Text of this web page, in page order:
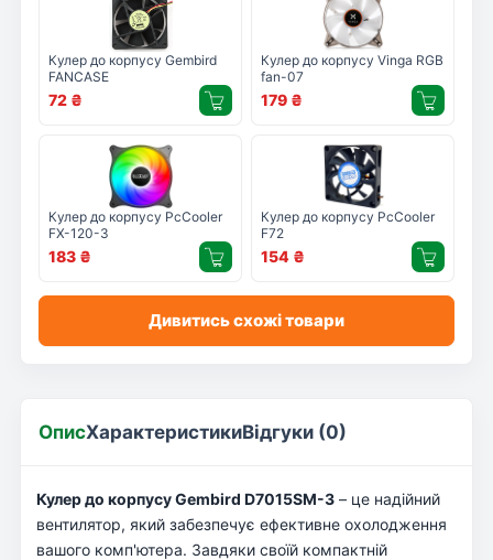
Кулер до корпусу Gembird
FANCASE
72 ₴
Кулер до корпусу Vinga RGB
fan-07
179 ₴
Кулер до корпусу PcCooler
FX-120-3
183 ₴
Кулер до корпусу PcCooler
F72
154 ₴
Дивитись схожі товари
ОписХарактеристикиВідгуки (0)
Кулер до корпусу Gembird D7015SM-3 – це надійний
вентилятор, який забезпечує ефективне охолодження
вашого комп'ютера. Завдяки своїй компактній